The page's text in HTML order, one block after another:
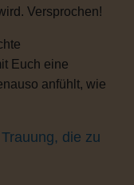
Versprochen!
Euch eine
anfühlt, wie
die zu